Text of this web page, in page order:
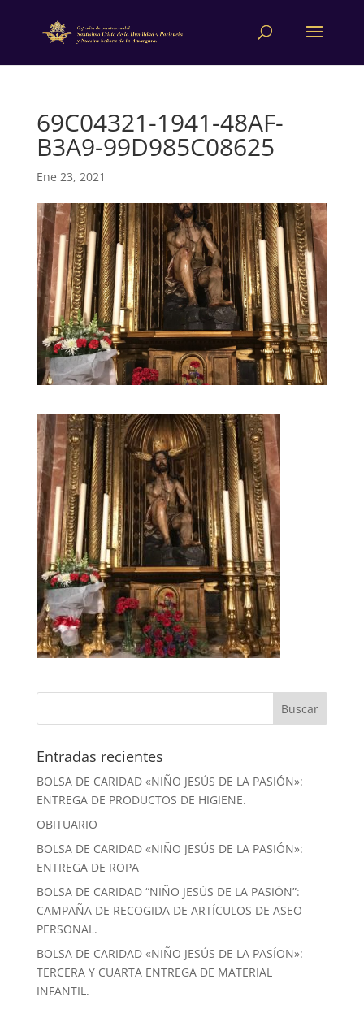
69C04321-1941-48AF-
B3A9-99D985C08625
Ene 23, 2021
Entradas recientes
BOLSA DE CARIDAD «NIÑO JESÚS DE LA PASIÓN»:
ENTREGA DE PRODUCTOS DE HIGIENE.
OBITUARIO
BOLSA DE CARIDAD «NIÑO JESÚS DE LA PASIÓN»:
ENTREGA DE ROPA
BOLSA DE CARIDAD “NIÑO JESÚS DE LA PASIÓN”:
CAMPAÑA DE RECOGIDA DE ARTÍCULOS DE ASEO
PERSONAL.
BOLSA DE CARIDAD «NIÑO JESÚS DE LA PASÍON»:
TERCERA Y CUARTA ENTREGA DE MATERIAL
INFANTIL.